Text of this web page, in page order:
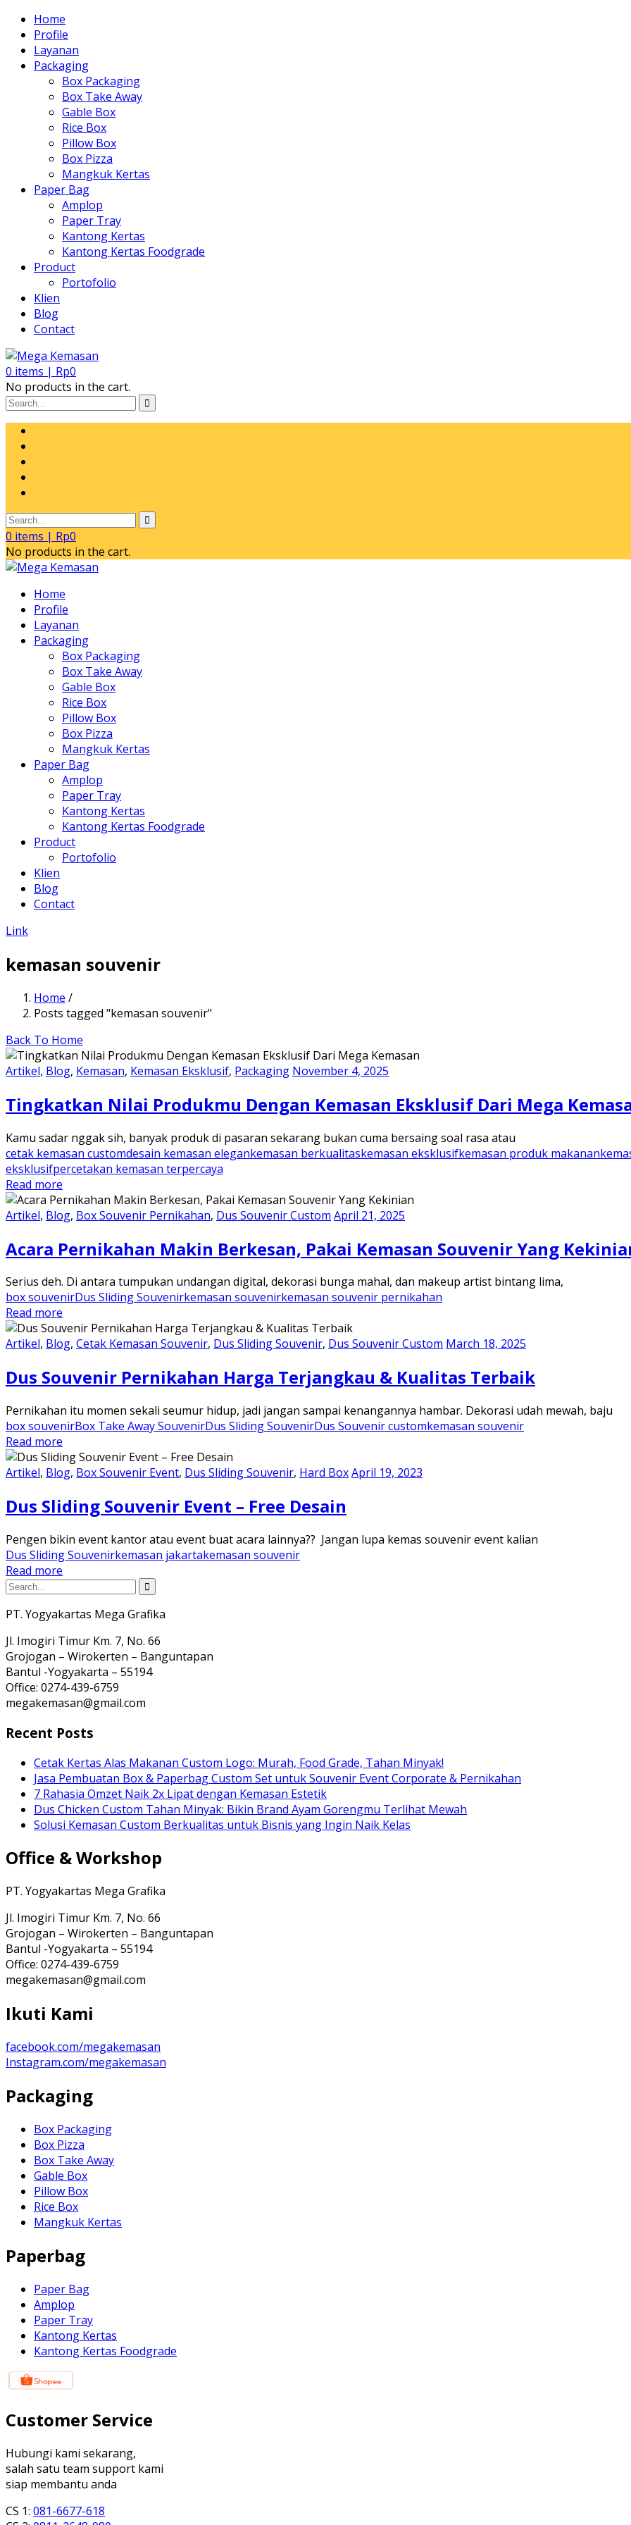
Home
Profile
Layanan
Packaging
Box Packaging
Box Take Away
Gable Box
Rice Box
Pillow Box
Box Pizza
Mangkuk Kertas
Paper Bag
Amplop
Paper Tray
Kantong Kertas
Kantong Kertas Foodgrade
Product
Portofolio
Klien
Blog
Contact
0 items | Rp0
No products in the cart.
0 items | Rp0
No products in the cart.
Home
Profile
Layanan
Packaging
Box Packaging
Box Take Away
Gable Box
Rice Box
Pillow Box
Box Pizza
Mangkuk Kertas
Paper Bag
Amplop
Paper Tray
Kantong Kertas
Kantong Kertas Foodgrade
Product
Portofolio
Klien
Blog
Contact
Link
kemasan souvenir
Home /
Posts tagged "kemasan souvenir"
Back To Home
Artikel, Blog, Kemasan, Kemasan Eksklusif, Packaging November 4, 2025
Tingkatkan Nilai Produkmu Dengan Kemasan Eksklusif Dari Mega
Kamu sadar nggak sih, banyak produk di pasaran sekarang bukan cuma bersaing soal rasa atau
cetak kemasan customdesain kemasan elegankemasan berkualitaskemasan eksklusifkemasan produk makanan
eksklusifpercetakan kemasan terpercaya
Read more
Artikel, Blog, Box Souvenir Pernikahan, Dus Souvenir Custom April 21, 2025
Acara Pernikahan Makin Berkesan, Pakai Kemasan Souvenir Yang
Serius deh. Di antara tumpukan undangan digital, dekorasi bunga mahal, dan makeup artist bintang lima,
box souvenirDus Sliding Souvenirkemasan souvenirkemasan souvenir pernikahan
Read more
Artikel, Blog, Cetak Kemasan Souvenir, Dus Sliding Souvenir, Dus Souvenir Custom March 18, 2025
Dus Souvenir Pernikahan Harga Terjangkau & Kualitas Terbaik
Pernikahan itu momen sekali seumur hidup, jadi jangan sampai kenangannya hambar. Dekorasi udah mewah, baju
box souvenirBox Take Away SouvenirDus Sliding SouvenirDus Souvenir customkemasan souvenir
Read more
Artikel, Blog, Box Souvenir Event, Dus Sliding Souvenir, Hard BoxApril 19, 2023
Dus Sliding Souvenir Event – Free Desain
Pengen bikin event kantor atau event buat acara lainnya?? Jangan lupa kemas souvenir event kalian
Dus Sliding Souvenirkemasan jakartakemasan souvenir
Read more
PT. Yogyakartas Mega Grafika
Jl. Imogiri Timur Km. 7, No. 66
Grojogan – Wirokerten – Banguntapan
Bantul -Yogyakarta – 55194
Office: 0274-439-6759
megakemasan@gmail.com
Recent Posts
Cetak Kertas Alas Makanan Custom Logo: Murah, Food Grade, Tahan Minyak!
Jasa Pembuatan Box & Paperbag Custom Set untuk Souvenir Event Corporate & Pernikahan
7 Rahasia Omzet Naik 2x Lipat dengan Kemasan Estetik
Dus Chicken Custom Tahan Minyak: Bikin Brand Ayam Gorengmu Terlihat Mewah
Solusi Kemasan Custom Berkualitas untuk Bisnis yang Ingin Naik Kelas
Office & Workshop
PT. Yogyakartas Mega Grafika
Jl. Imogiri Timur Km. 7, No. 66
Grojogan – Wirokerten – Banguntapan
Bantul -Yogyakarta – 55194
Office: 0274-439-6759
megakemasan@gmail.com
Ikuti Kami
facebook.com/megakemasan
Instagram.com/megakemasan
Packaging
Box Packaging
Box Pizza
Box Take Away
Gable Box
Pillow Box
Rice Box
Mangkuk Kertas
Paperbag
Paper Bag
Amplop
Paper Tray
Kantong Kertas
Kantong Kertas Foodgrade
Customer Service
Hubungi kami sekarang,
salah satu team support kami
siap membantu anda
CS 1: 081-6677-618